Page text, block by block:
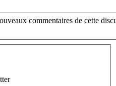
commentaires de cette